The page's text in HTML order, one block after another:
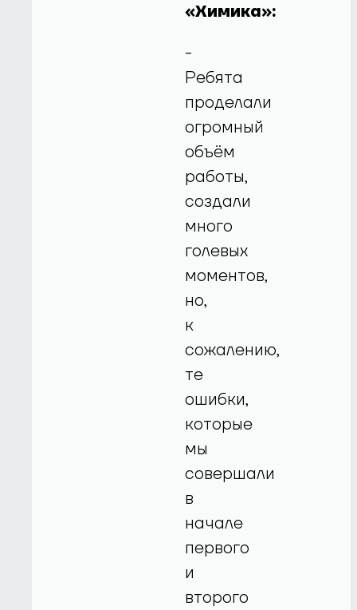
«Химика»:
-
Ребята
проделали
огромный
объём
работы,
создали
много
голевых
моментов,
но,
к
сожалению,
те
ошибки,
которые
мы
совершали
в
начале
первого
и
второго